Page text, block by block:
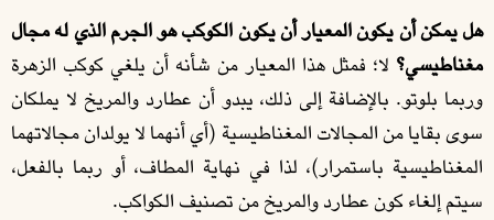
هل يمكن أن يكون المعيار أن يكون الكوكب هو الجرم الذي له مجال
مغناطيسي؟ لا؛ فمثل هذا المعيار من شأنه أن يلغي كوكب الزهرة
وربما بلوتو. بالإضافة إلى ذلك، يبدو أن عطارد والمريخ لا يملكان
سوى بقايا من المجالات المغناطيسية (أي أنهما لا يولدان مجالاتهما
المغناطيسية باستمرار)، لذا في نهاية المطاف، أو ربما بالفعل،
سيتم إلغاء كون عطارد والمريخ من تصنيف الكواكب.